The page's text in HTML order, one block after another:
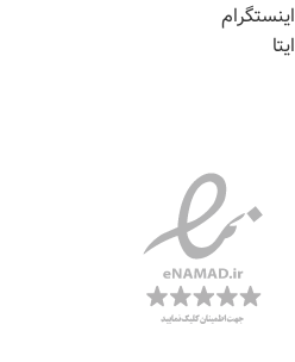
اینستگرام
ایتا